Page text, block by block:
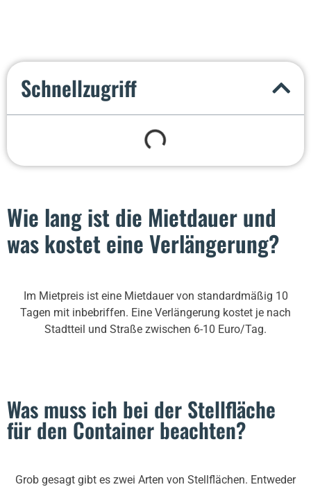
Schnellzugriff
Wie lang ist die Mietdauer und
was kostet eine Verlängerung?
Im Mietpreis ist eine Mietdauer von standardmäßig 10
Tagen mit inbebriffen. Eine Verlängerung kostet je nach
Stadtteil und Straße zwischen 6-10 Euro/Tag.
Was muss ich bei der Stellfläche
für den Container beachten?
Grob gesagt gibt es zwei Arten von Stellflächen. Entweder